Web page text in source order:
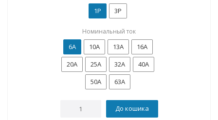
1P 3P
Номинальный ток
6А 10А 13А
16А
20А
25А 32А
40А
50А
63А
До кошика